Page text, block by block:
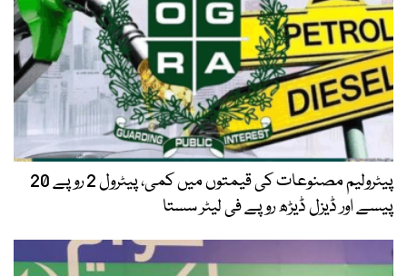
پیٹرولیم مصنوعات کی قیمتوں میں کمی، پیٹرول 2 روپے 20
پیسے اور ڈیزل ڈیڑھ روپے فی لیٹر سستا